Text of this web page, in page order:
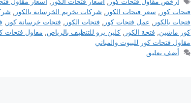
فتحات كور , سعر فتحات الكور , شركات تخريم الخرسانة بالكور ,
فتحات بالكور , عمل فتحات كور , فتحات الكور , فتحات خرسانة كور ,
كور ماشين, فتحة الكور , كلين برو للتنظيف بالرياض, مقاول فتحات
مقاول فتحات كور للبيوت والمباني
أضف تعليق